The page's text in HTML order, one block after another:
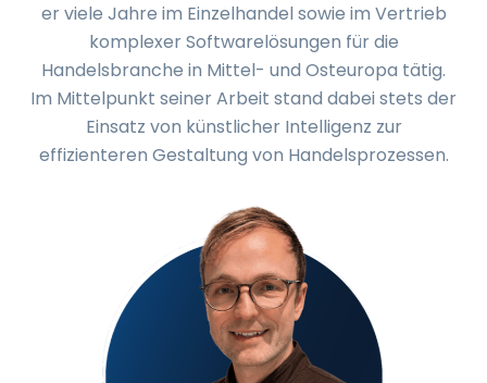
er viele Jahre im Einzelhandel sowie im Vertrieb
komplexer Softwarelösungen für die
Handelsbranche in Mittel- und Osteuropa tätig.
Im Mittelpunkt seiner Arbeit stand dabei stets der
Einsatz von künstlicher Intelligenz zur
effizienteren Gestaltung von Handelsprozessen.